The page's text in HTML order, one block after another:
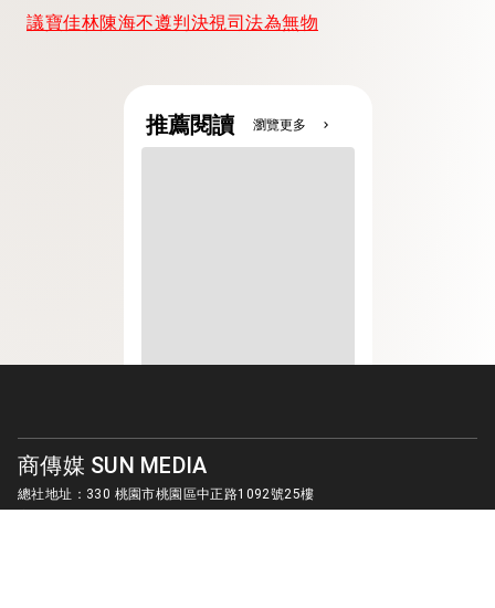
議寶佳林陳海不遵判決視司法為無物
推薦閱讀 瀏覽更多 chevron_right
商傳媒 SUN MEDIA
總社地址：330 桃園市桃園區中正路1092號25樓